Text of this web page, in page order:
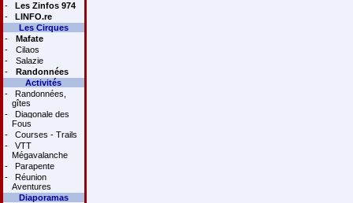
-
Les Zinfos 974
-
LINFO.re
Les Cirques
-
Mafate
-
Cilaos
-
Salazie
-
Randonnées
Activités
-
Randonnées,
gîtes
-
Diagonale des
Fous
-
Courses - Trails
-
VTT
Mégavalanche
-
Parapente
-
Réunion
Aventures
Diaporamas